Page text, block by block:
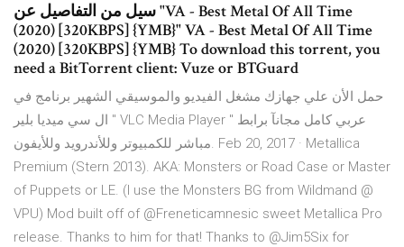
سيل من التفاصيل عن "VA - Best Metal Of All Time
(2020) [320KBPS] {YMB}" VA - Best Metal Of All Time
(2020) [320KBPS] {YMB} To download this torrent, you
need a BitTorrent client: Vuze or BTGuard
حمل الأن علي جهازك مشغل الفيديو والموسيقي الشهير برنامج في
ال سي ميديا بلير " VLC Media Player " عربي كامل مجانآ برابط
مباشر للكمبيوتر وللأندرويد وللأيفون. Feb 20, 2017 · Metallica
Premium (Stern 2013). AKA: Monsters or Road Case or Master
of Puppets or LE. (I use the Monsters BG from Wildmand @
VPU) Mod built off of @Freneticamnesic sweet Metallica Pro
release. Thanks to him for that! Thanks to @Jim5Six for